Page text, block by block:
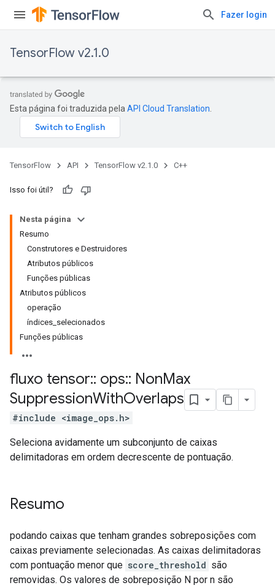
Fazer login
TensorFlow v2.1.0
Esta página foi traduzida pela API Cloud Translation
TensorFlow API TensorFlow v2.1.0 C++
Isso foi útil?
Nesta página
Resumo
Construtores e Destruidores
Atributos públicos
Funções públicas
Atributos públicos
operação
índices_selecionados
Funções públicas
fluxo tensor:: ops:: NonMax
SuppressionWithOverlaps
#include <image_ops.h>
Seleciona avidamente um subconjunto de caixas
delimitadoras em ordem decrescente de pontuação.
Resumo
podando caixas que tenham grandes sobreposições com
caixas previamente selecionadas. As caixas delimitadoras
com pontuação menor que score_threshold são
removidas. Os valores de sobreposição N por n são